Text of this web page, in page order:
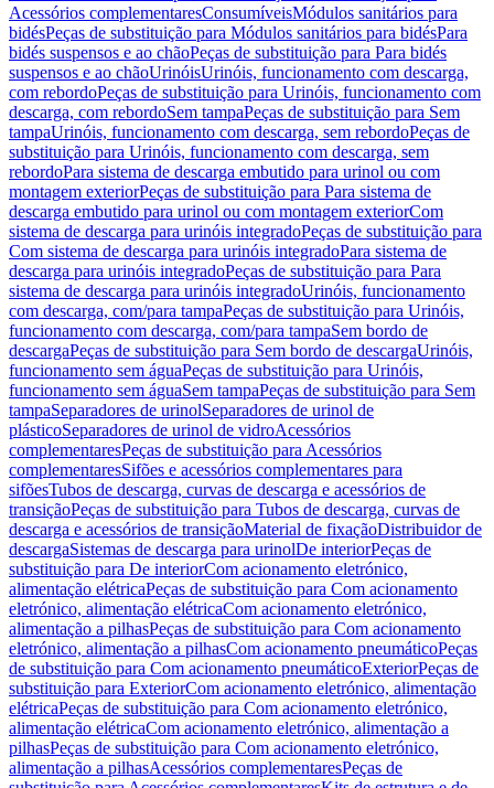
Acessórios complementaresConsumíveisMódulos sanitários para
bidésPeças de substituição para Módulos sanitários para bidésPara
bidés suspensos e ao chãoPeças de substituição para Para bidés
suspensos e ao chãoUrinóisUrinóis, funcionamento com descarga,
com rebordoPeças de substituição para Urinóis, funcionamento com
descarga, com rebordoSem tampaPeças de substituição para Sem
tampaUrinóis, funcionamento com descarga, sem rebordoPeças de
substituição para Urinóis, funcionamento com descarga, sem
rebordoPara sistema de descarga embutido para urinol ou com
montagem exteriorPeças de substituição para Para sistema de
descarga embutido para urinol ou com montagem exteriorCom
sistema de descarga para urinóis integradoPeças de substituição para
Com sistema de descarga para urinóis integradoPara sistema de
descarga para urinóis integradoPeças de substituição para Para
sistema de descarga para urinóis integradoUrinóis, funcionamento
com descarga, com/para tampaPeças de substituição para Urinóis,
funcionamento com descarga, com/para tampaSem bordo de
descargaPeças de substituição para Sem bordo de descargaUrinóis,
funcionamento sem águaPeças de substituição para Urinóis,
funcionamento sem águaSem tampaPeças de substituição para Sem
tampaSeparadores de urinolSeparadores de urinol de
plásticoSeparadores de urinol de vidroAcessórios
complementaresPeças de substituição para Acessórios
complementaresSifões e acessórios complementares para
sifõesTubos de descarga, curvas de descarga e acessórios de
transiçãoPeças de substituição para Tubos de descarga, curvas de
descarga e acessórios de transiçãoMaterial de fixaçãoDistribuidor de
descargaSistemas de descarga para urinolDe interiorPeças de
substituição para De interiorCom acionamento eletrónico,
alimentação elétricaPeças de substituição para Com acionamento
eletrónico, alimentação elétricaCom acionamento eletrónico,
alimentação a pilhasPeças de substituição para Com acionamento
eletrónico, alimentação a pilhasCom acionamento pneumáticoPeças
de substituição para Com acionamento pneumáticoExteriorPeças de
substituição para ExteriorCom acionamento eletrónico, alimentação
elétricaPeças de substituição para Com acionamento eletrónico,
alimentação elétricaCom acionamento eletrónico, alimentação a
pilhasPeças de substituição para Com acionamento eletrónico,
alimentação a pilhasAcessórios complementaresPeças de